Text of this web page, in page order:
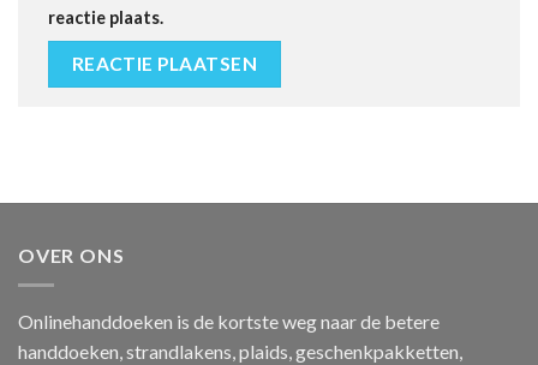
reactie plaats.
OVER ONS
Onlinehanddoeken is de kortste weg naar de betere
handdoeken, strandlakens, plaids, geschenkpakketten,